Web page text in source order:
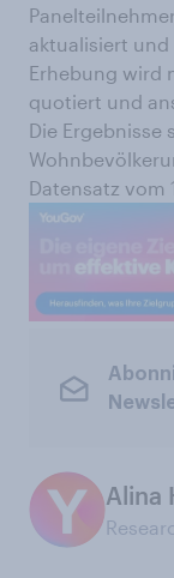
aktualisiert und
Erhebung wird
quotiert und
Die
Datensatz vom
Alina